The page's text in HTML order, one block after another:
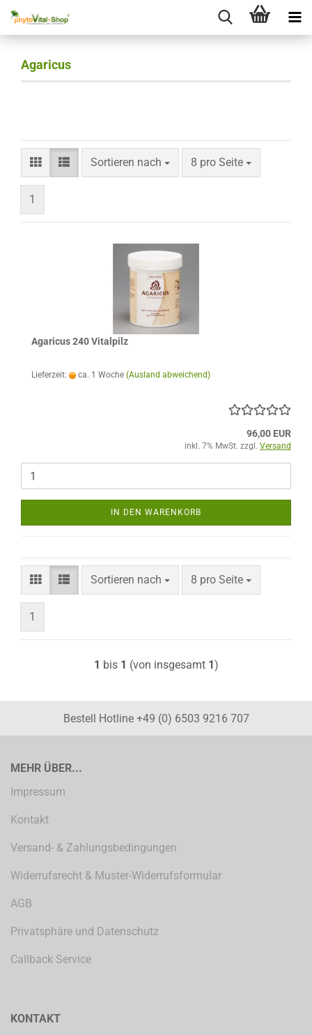
Agaricus
Sortieren nach
Sortieren nach 8 pro Seite
pro Seite
1
Agaricus 240 Vitalpilz
Lieferzeit: ca. 1 Woche (Ausland abweichend)
96,00 EUR
inkl. 7% MwSt. zzgl. Versand
IN DEN WARENKORB
Sortieren nach
Sortieren nach 8 pro Seite
pro Seite
1
1 bis 1 (von insgesamt 1)
Bestell Hotline +49 (0) 6503 9216 707
MEHR ÜBER...
Impressum
Kontakt
Versand- & Zahlungsbedingungen
Widerrufsrecht & Muster-Widerrufsformular
AGB
Privatsphäre und Datenschutz
Callback Service
KONTAKT